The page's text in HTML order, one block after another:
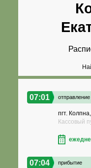
07:01 отправление
пгт.
Кассовый
07:04 прибытие